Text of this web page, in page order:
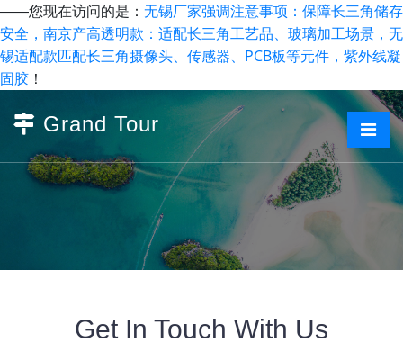
——您现在访问的是： 无锡厂家强调注意事项：保障长三角储存
安全，南京产高透明款：适配长三角工艺品、玻璃加工场景，无
锡适配款匹配长三角摄像头、传感器、PCB板等元件，紫外线凝
固胶 ！
Grand Tour
Get In Touch With Us